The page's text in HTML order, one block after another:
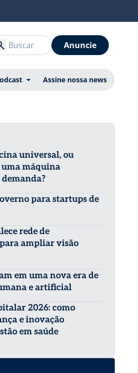
Anuncie
Assine nossa news
universal, ou
uma máquina
para startups de
rede de
ampliar visão
em uma nova era de
e artificial
2026: como
e inovação
em saúde